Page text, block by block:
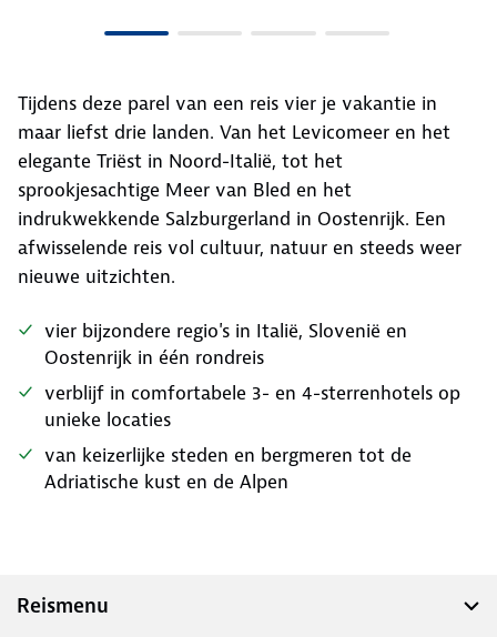
Tijdens deze parel van een reis vier je vakantie in
maar liefst drie landen. Van het Levicomeer en het
elegante Triëst in Noord-Italië, tot het
sprookjesachtige Meer van Bled en het
indrukwekkende Salzburgerland in Oostenrijk. Een
afwisselende reis vol cultuur, natuur en steeds weer
nieuwe uitzichten.
vier bijzondere regio's in Italië, Slovenië en
Oostenrijk in één rondreis
verblijf in comfortabele 3- en 4-sterrenhotels op
unieke locaties
van keizerlijke steden en bergmeren tot de
Adriatische kust en de Alpen
Reismenu